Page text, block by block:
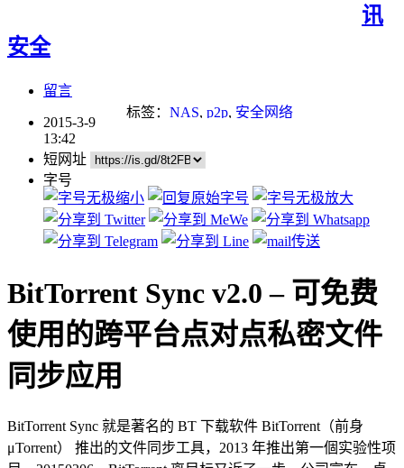
讯
安全
留言
标签： NAS, p2p, 安全网络
2015-3-9
13:42
短网址
字号
BitTorrent Sync v2.0 – 可免费
使用的跨平台点对点私密文件
同步应用
BitTorrent Sync 就是著名的 BT 下载软件 BitTorrent（前身
μTorrent） 推出的文件同步工具，2013 年推出第一個实验性项